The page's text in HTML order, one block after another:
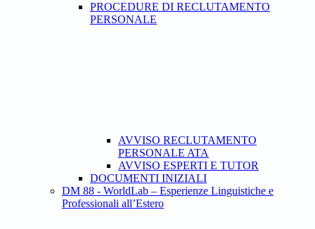
PROCEDURE DI RECLUTAMENTO
PERSONALE
AVVISO RECLUTAMENTO
PERSONALE ATA
AVVISO ESPERTI E TUTOR
DOCUMENTI INIZIALI
DM 88 - WorldLab – Esperienze Linguistiche e
Professionali all’Estero